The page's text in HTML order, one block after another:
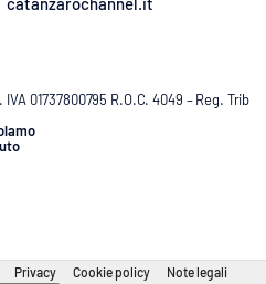
01737800795 R.O.C. 4049 – Reg. Trib
Privacy Cookie policy Note legali